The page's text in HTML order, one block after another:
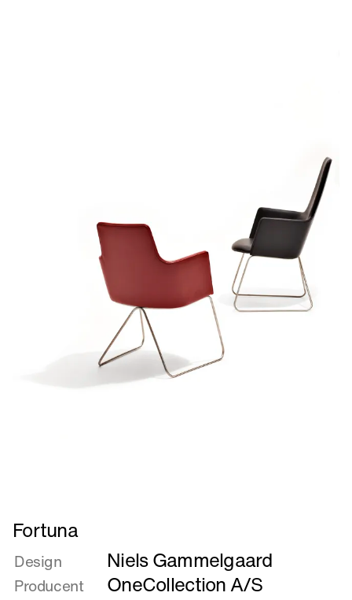
Læs
mere
om
Fortuna
Fortuna
Design Niels Gammelgaard
Producent OneCollection A/S